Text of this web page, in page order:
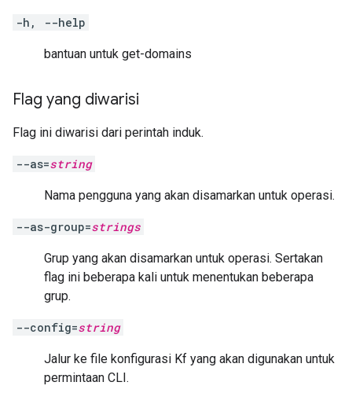
-h, --help
bantuan untuk get-domains
Flag yang diwarisi
Flag ini diwarisi dari perintah induk.
--as=string
Nama pengguna yang akan disamarkan untuk operasi.
--as-group=strings
Grup yang akan disamarkan untuk operasi. Sertakan
flag ini beberapa kali untuk menentukan beberapa
grup.
--config=string
Jalur ke file konfigurasi Kf yang akan digunakan untuk
permintaan CLI.